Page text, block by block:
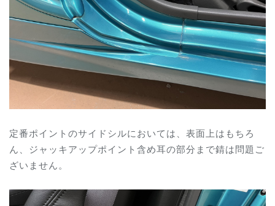
定番ポイントのサイドシルにおいては、表面上はもちろ
ん、ジャッキアップポイント含め耳の部分まで錆は問題ご
ざいません。